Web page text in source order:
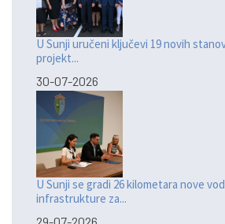
U Sunji uručeni ključevi 19 novih
projekt...
30-07-2026
U Sunji se gradi 26 kilometara nove
infrastrukture za...
29-07-2026